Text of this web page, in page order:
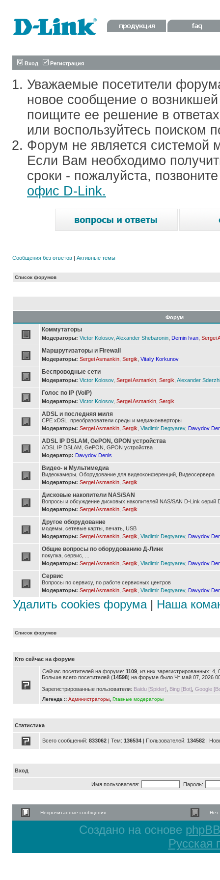
Вход Регистрация
Уважаемые посетители
новое сообщение о
поищите ее решение в
или воспользуйтесь поиском
Форум не является системой
Если Вам необходимо
сроки - пожалуйста,
офис D-Link.
Сообщения без ответов | Активные темы
Список форумов
Форум
Коммутаторы
Модераторы: Victor Kolosov, Alexander Shebaronin Demin Ivan Sergei
Маршрутизаторы и Firewall
Модераторы: Sergei Asmankin Sergik Vitaliy Korkunov
Беспроводные сети
Модераторы: Victor Kolosov, Sergei Asmankin Sergik Alexander
Голос по IP (VoIP)
Модераторы: Victor Kolosov, Sergei Asmankin Sergik
ADSL и последняя миля
CPE xDSL, преобразователи среды и медиаконверторы
Модераторы: Sergei Asmankin Sergik Vladimir Degtyarev, Davydov
ADSL IP DSLAM, GePON, GPON устройства
ADSL IP DSLAM, GePON, GPON устройства
Модератор: Davydov Denis
Видео- и Мультимедиа
Видеокамеры, Оборудование для видеоконференций, Видеосервера
Модераторы: Sergei Asmankin Sergik
Дисковые накопители NAS/SAN
Вопросы и обсуждение дисковых накопителей NAS/SAN D-Link серий
Модераторы: Sergei Asmankin Sergik
Другое оборудование
модемы, сетевые карты, печать, USB
Модераторы: Sergei Asmankin Sergik Vladimir Degtyarev, Davydov
Общие вопросы по оборудованию Д-Линк
покупка, сервис, ...
Модераторы: Sergei Asmankin Sergik Vladimir Degtyarev, Davydov
Сервис
Вопросы по сервису, по работе сервисных центров
Модераторы: Sergei Asmankin Sergik Vladimir Degtyarev, Davydov
Удалить cookies форума| Наша
Список форумов
Кто сейчас на форуме
Сейчас посетителей на форуме: 1109 , из них зарегистрированных:
Больше всего посетителей (14598) на форуме было Чт май 07, 2026
Зарегистрированные пользователи: Baidu [Spider] Bing [Bot] Google
Легенда :: Администраторы Главные модераторы
Статистика
Всего сообщений: 833062 | Тем: 136534 | Пользователей: 134582 |
Вход
Имя пользователя: Пароль:
Непрочитанные сообщения Нет
Создано на основе phpBB
Русская